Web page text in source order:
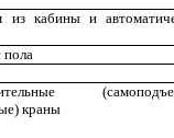
кабины и
пола
краны